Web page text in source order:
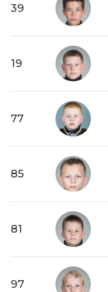
39
19
77
85
81
97